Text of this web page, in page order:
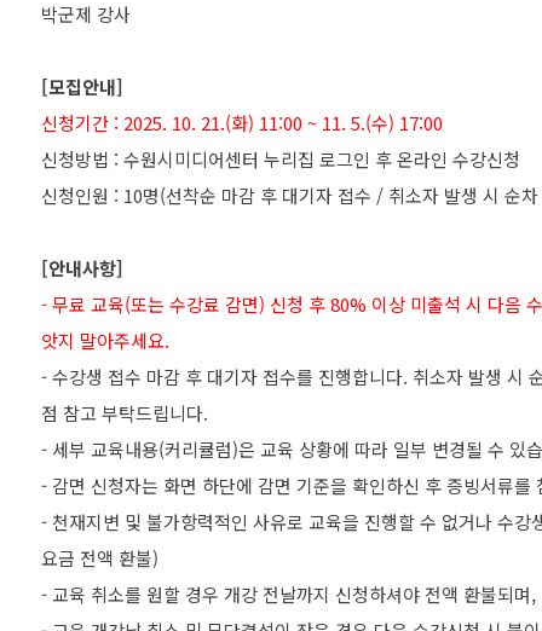
박군제 강사
[모집안내]
신청기간 : 2025. 10. 21.(화) 11:00 ~ 11. 5.(수) 17:00
신청방법 : 수원시미디어센터 누리집 로그인 후 온라인 수강신청
신청인원 : 10명(선착순 마감 후 대기자 접수 / 취소자 발생 시 순
[안내사항]
- 무료 교육(또는 수강료 감면) 신청 후 80% 이상 미출석 시 다음
앗지 말아주세요.
- 수강생 접수 마감 후 대기자 접수를 진행합니다. 취소자 발생 시
점 참고 부탁드립니다.
- 세부 교육내용(커리큘럼)은 교육 상황에 따라 일부 변경될 수 있
- 감면 신청자는 화면 하단에 감면 기준을 확인하신 후 증빙서류를
- 천재지변 및 불가항력적인 사유로 교육을 진행할 수 없거나 수
요금 전액 환불)
- 교육 취소를 원할 경우 개강 전날까지 신청하셔야 전액 환불되